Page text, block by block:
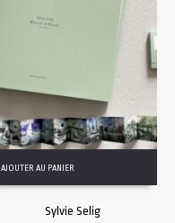
AJOUTER AU PANIER
Sylvie Selig